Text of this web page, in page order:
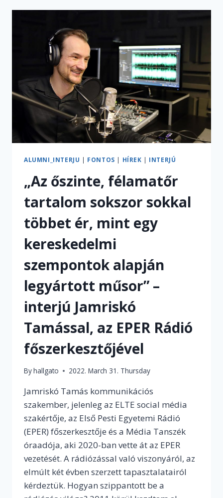
RÁDIÓBAN
2022/23-
AS
TANÉVBEN?
KIDERÍTETTÜK
ALUMNI_INTERJU | FONTOS | HÍREK | INTERJÚ
„Az őszinte, félamatőr
tartalom sokszor sokkal
többet ér, mint egy
kereskedelmi
szempontok alapján
legyártott műsor” –
interjú Jamriskó
Tamással, az EPER Rádió
főszerkesztőjével
Byhallgato 2022. March 31. Thursday
Jamriskó Tamás kommunikációs
szakember, jelenleg az ELTE social média
szakértője, az Első Pesti Egyetemi Rádió
(EPER) főszerkesztője és a Média Tanszék
óraadója, aki 2020-ban vette át az EPER
vezetését. A rádiózással való viszonyáról, az
elmúlt két évben szerzett tapasztalatairól
kérdeztük. Hogyan szippantott be a